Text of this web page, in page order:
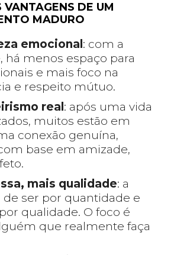
VANTAGENS DE UM
MADURO
emocional : com a
há menos espaço para
e mais foco na
e respeito mútuo.
real : após uma vida
muitos estão em
conexão genuína,
base em amizade,
mais qualidade: a
de ser por quantidade e
qualidade. O foco é
que realmente faça